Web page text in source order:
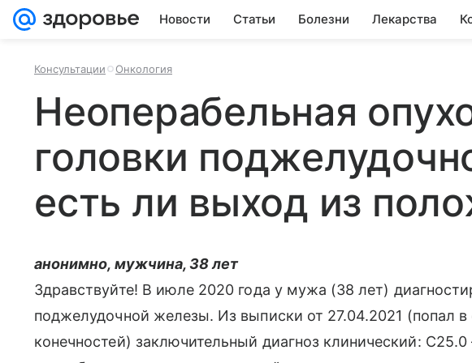
Новости Статьи Болезни Лекарства
Консультации Онкология
Неоперабельная
головки
есть ли выход из
анонимно, мужчина, 38 лет
Здравствуйте! В июле 2020 года у мужа (38 лет)
поджелудочной железы. Из выписки от 27.04.2021 (попал в
конечностей) заключительный диагноз клинический: С25.0